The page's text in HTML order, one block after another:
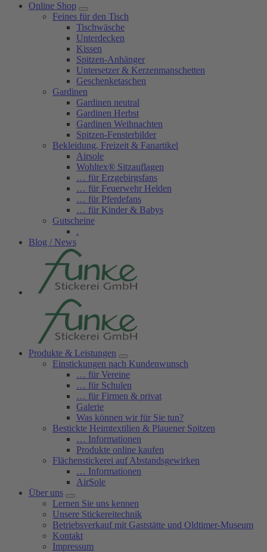
Online Shop
Feines für den Tisch
Tischwäsche
Unterdecken
Kissen
Spitzen-Anhänger
Untersetzer & Kerzenmanschetten
Geschenketaschen
Gardinen
Gardinen neutral
Gardinen Herbst
Gardinen Weihnachten
Spitzen-Fensterbilder
Bekleidung, Freizeit & Fanartikel
Airsole
Wohltex® Sitzauflagen
… für Erzgebirgsfans
… für Feuerwehr Helden
… für Pferdefans
… für Kinder & Babys
Gutscheine
.
Blog / News
Produkte & Leistungen
Einstickungen nach Kundenwunsch
… für Vereine
… für Schulen
… für Firmen & privat
Galerie
Was können wir für Sie tun?
Bestickte Heimtextilien & Plauener Spitzen
… Informationen
Produkte online kaufen
Flächenstickerei auf Abstandsgewirken
… Informationen
AirSole
Über uns
Lernen Sie uns kennen
Unsere Stickereitechnik
Betriebsverkauf mit Gaststätte und Oldtimer-Museum
Kontakt
Impressum